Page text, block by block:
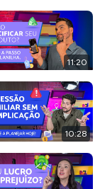
11:20
10:28